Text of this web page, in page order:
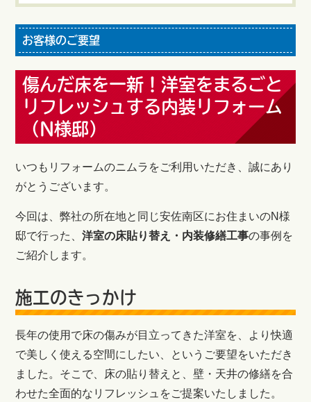
お客様のご要望
傷んだ床を一新！洋室をまるごと
リフレッシュする内装リフォーム
（N様邸）
いつもリフォームのニムラをご利用いただき、誠にあり
がとうございます。
今回は、弊社の所在地と同じ安佐南区にお住まいのN様
邸で行った、洋室の床貼り替え・内装修繕工事の事例を
ご紹介します。
施工のきっかけ
長年の使用で床の傷みが目立ってきた洋室を、より快適
で美しく使える空間にしたい、というご要望をいただき
ました。そこで、床の貼り替えと、壁・天井の修繕を合
わせた全面的なリフレッシュをご提案いたしました。